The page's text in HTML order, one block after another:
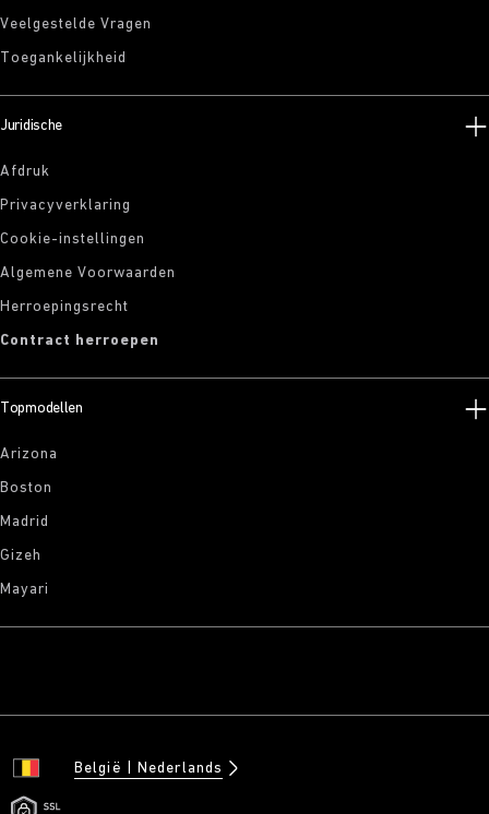
Veelgestelde Vragen
Toegankelijkheid
Juridische
Afdruk
Privacyverklaring
Cookie-instellingen
Algemene Voorwaarden
Herroepingsrecht
Contract herroepen
Topmodellen
Arizona
Boston
Madrid
Gizeh
Mayari
België Nederlands